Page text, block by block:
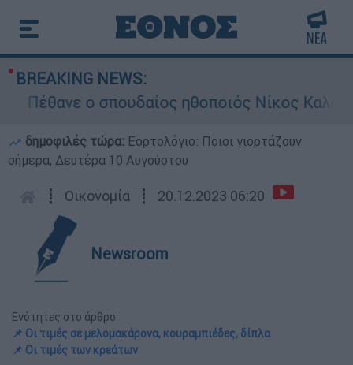
BREAKING NEWS:
Πέθανε ο σπουδαίος ηθοποιός Νίκος
δημοφιλές τώρα: Εορτολόγιο: Ποιοι γιορτάζουν
σήμερα, Δευτέρα 10 Αυγούστου
┋ Οικονομία ┋ 20.12.2023 06:20
Newsroom
Ενότητες στο άρθρο:
📌 Οι τιμές σε μελομακάρονα, κουραμπιέδες, δίπλα
📌 Οι τιμές των κρεάτων